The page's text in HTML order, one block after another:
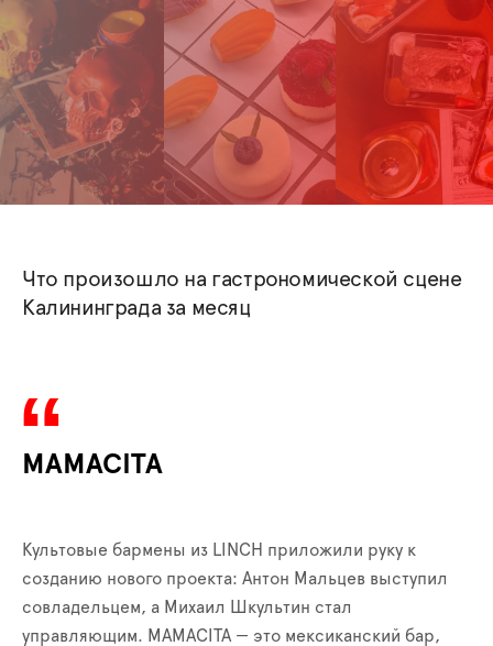
Что произошло на гастрономической сцене
Калининграда за месяц
MAMACITA
Культовые бармены из LINCH приложили руку к
созданию нового проекта: Антон Мальцев выступил
совладельцем, а Михаил Шкультин стал
управляющим. MAMACITA — это мексиканский бар,